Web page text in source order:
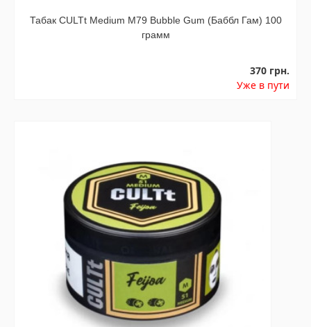
Табак CULTt Medium М79 Bubble Gum (Баббл Гам) 100
грамм
370 грн.
Уже в пути